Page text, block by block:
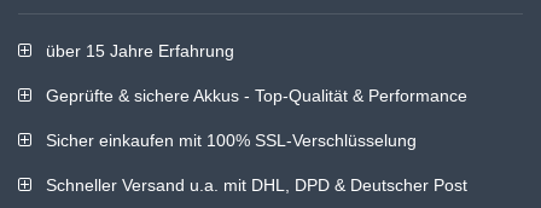
über 15 Jahre Erfahrung
Geprüfte & sichere Akkus - Top-Qualität & Performance
Sicher einkaufen mit 100% SSL-Verschlüsselung
Schneller Versand u.a. mit DHL, DPD & Deutscher Post